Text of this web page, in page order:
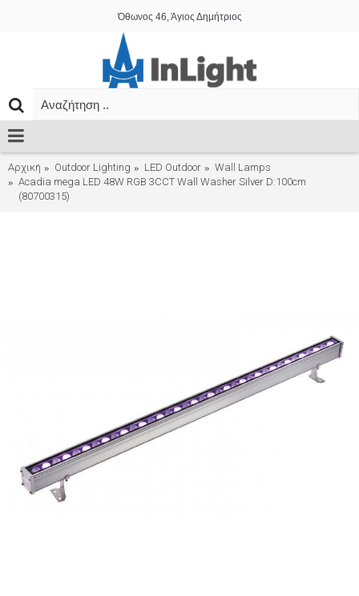
Όθωνος 46, Άγιος Δημήτριος
Αρχική Outdoor Lighting LED Outdoor
Wall Lamps
Acadia mega LED 48W RGB 3CCT Wall Washer Silver D:100cm
(80700315)